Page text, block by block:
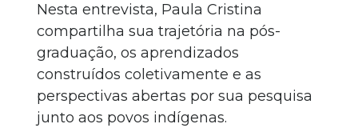
Nesta entrevista, Paula Cristina
compartilha sua trajetória na pós-
graduação, os aprendizados
construídos coletivamente e as
perspectivas abertas por sua pesquisa
junto aos povos indígenas.